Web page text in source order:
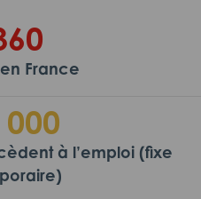
France
à l’emploi (fixe